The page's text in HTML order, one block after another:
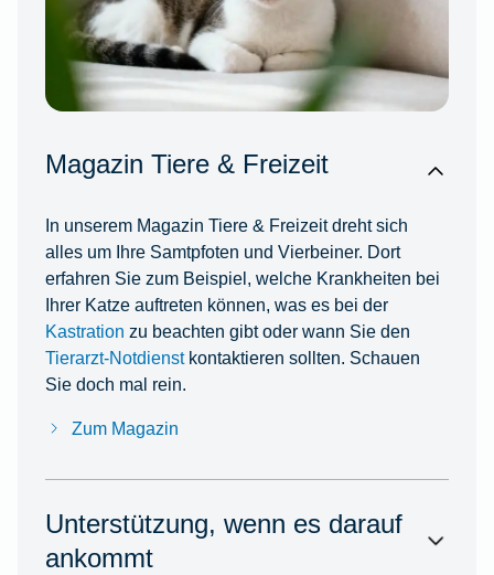
Magazin Tiere & Freizeit
In unserem Magazin Tiere & Freizeit dreht sich
alles um Ihre Samtpfoten und Vierbeiner. Dort
erfahren Sie zum Beispiel, welche Krankheiten bei
Ihrer Katze auftreten können, was es bei der
Kastration zu beachten gibt oder wann Sie den
Tierarzt-Notdienstkontaktieren sollten. Schauen
Sie doch mal rein.
Zum Magazin
Unterstützung, wenn es darauf
ankommt